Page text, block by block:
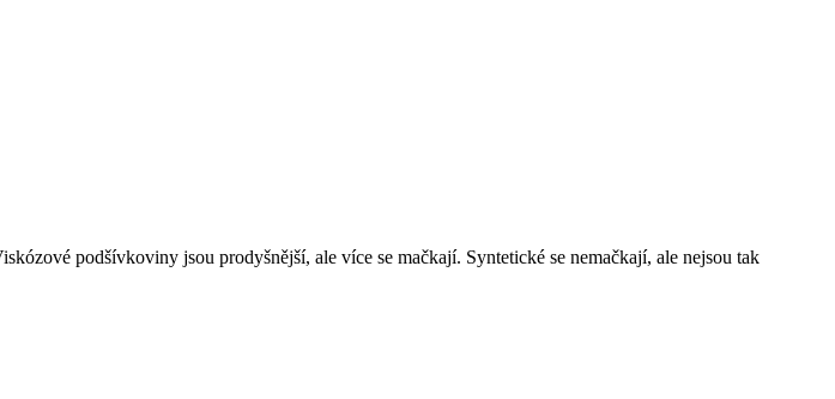
podšívkoviny jsou prodyšnější, ale více se mačkají. Syntetické se nemačkají, ale nejsou tak